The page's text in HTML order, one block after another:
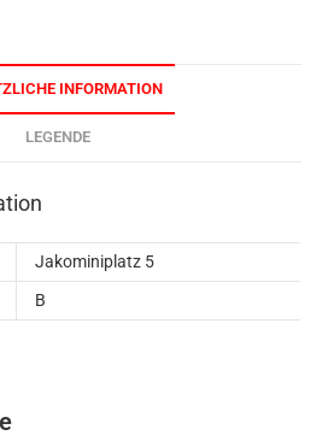
INFORMATION
LEGENDE
Jakominiplatz 5
B